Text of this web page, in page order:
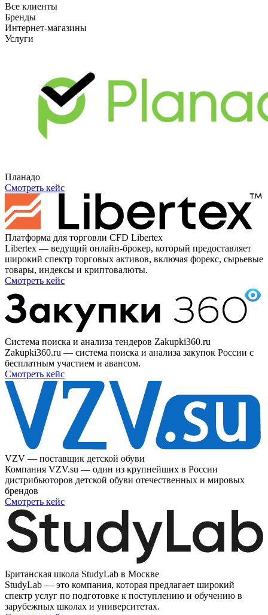
Все клиенты
Бренды
Интернет-магазины
Услуги
Планадо
Смотреть кейс
Платформа для торговли CFD Libertex
Libertex — ведущий онлайн-брокер, который предоставляет
широкий спектр торговых активов, включая форекс, сырьевые
товары, индексы и криптовалюты.
Смотреть кейс
Система поиска и анализа тендеров Zakupki360.ru
Zakupki360.ru — система поиска и анализа закупок России с
бесплатным участием и авансом.
Смотреть кейс
VZV — поставщик детской обуви
Компания VZV.su — один из крупнейших в России
дистрибьюторов детской обуви отечественных и мировых
брендов
Смотреть кейс
Британская школа StudyLab в Москве
StudyLab — это компания, которая предлагает широкий
спектр услуг по подготовке к поступлению и обучению в
зарубежных школах и университетах.